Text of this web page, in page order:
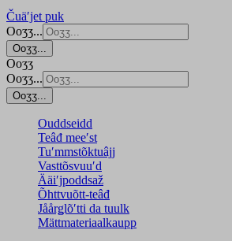
Čuäʹjet puk
Ooʒʒ...
Ooʒʒ...
Ooʒʒ
Ooʒʒ...
Ooʒʒ...
Ouddseidd
Teâđ meeʹst
Tuʹmmstõktuâjj
Vasttõsvuuʹd
Ääiʹjpoddsaž
Õhttvuõtt-teâđ
Jåårǥlõʹtti da tuulk
Mättmateriaalkaupp